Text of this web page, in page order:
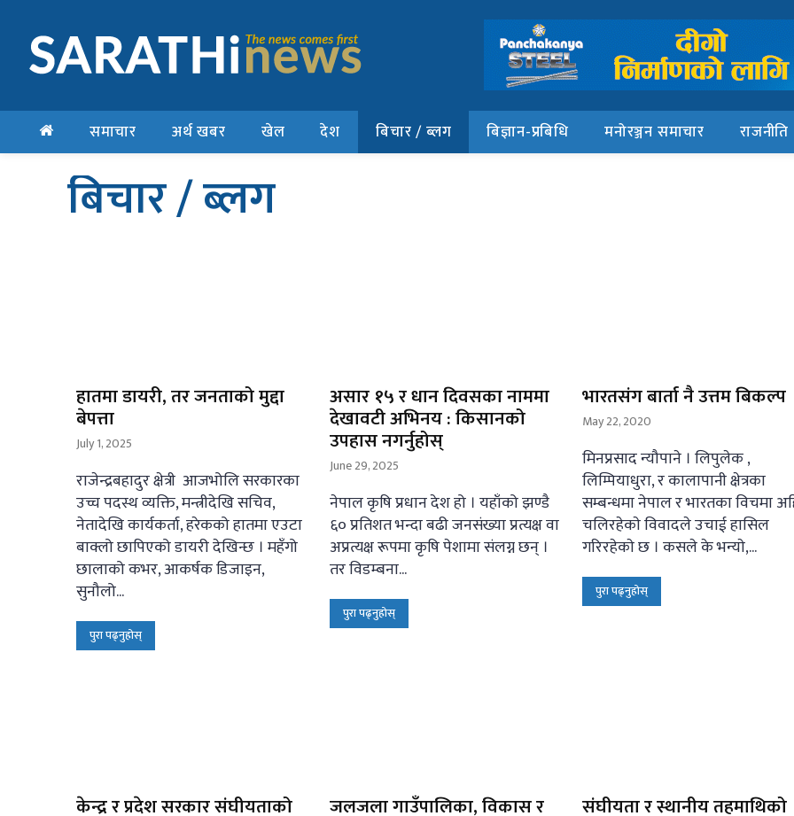
समाचार अर्थ खबर खेल देश बिचार / ब्लग बिज्ञान-प्रबिधि मनोरञ्जन समाचार राजनीति
बिचार / ब्लग
हातमा डायरी, तर जनताको मुद्दा
बेपत्ता
July 1, 2025
राजेन्द्रबहादुर क्षेत्री आजभोलि सरकारका
उच्च पदस्थ व्यक्ति, मन्त्रीदेखि सचिव,
नेतादेखि कार्यकर्ता, हरेकको हातमा एउटा
बाक्लो छापिएको डायरी देखिन्छ । महँगो
छालाको कभर, आकर्षक डिजाइन,
सुनौलो...
पुरा पढ्नुहोस्
असार १५ र धान दिवसका नाममा
देखावटी अभिनय : किसानको
उपहास नगर्नुहोस्
June 29, 2025
नेपाल कृषि प्रधान देश हो । यहाँको झण्डै
६० प्रतिशत भन्दा बढी जनसंख्या प्रत्यक्ष वा
अप्रत्यक्ष रूपमा कृषि पेशामा संलग्न छन् ।
तर विडम्बना...
पुरा पढ्नुहोस्
भारतसंग बार्ता नै उत्तम बिकल्प
May 22, 2020
मिनप्रसाद न्यौपाने । लिपुलेक ,
लिम्पियाधुरा, र कालापानी क्षेत्रका
सम्बन्धमा नेपाल र भारतका विचमा
चलिरहेकाे विवादले उचाई हासिल
गरिरहेकाे छ । कसले के भन्याे,...
पुरा पढ्नुहोस्
केन्द्र र प्रदेश सरकार संघीयताको जलजला गाउँपालिका, विकास र संघीयता र स्थानीय तहमाथिको